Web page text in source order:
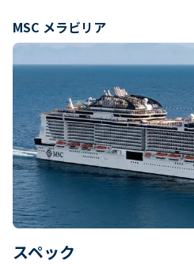
MSC メラビリア
スペック